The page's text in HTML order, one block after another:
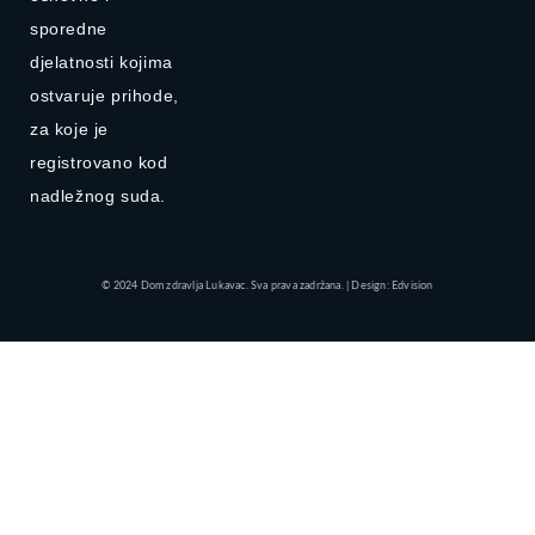
sporedne
djelatnosti kojima
ostvaruje prihode,
za koje je
registrovano kod
nadležnog suda.
© 2024 Dom zdravlja Lukavac. Sva prava zadržana. | Design: Edvision